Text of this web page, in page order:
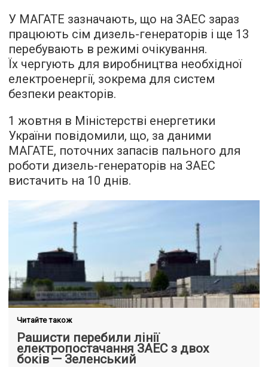
У МАГАТЕ зазначають, що на ЗАЕС зараз
працюють сім дизель-генераторів і ще 13
перебувають в режимі очікування.
Їх чергують для виробництва необхідної
електроенергії, зокрема для систем
безпеки реакторів.
1 жовтня в Міністерстві енергетики
України повідомили, що, за даними
МАГАТЕ, поточних запасів пального для
роботи дизель-генераторів на ЗАЕС
вистачить на 10 днів.
Читайте також
Рашисти перебили лінії
електропостачання ЗАЕС з двох
боків — Зеленський